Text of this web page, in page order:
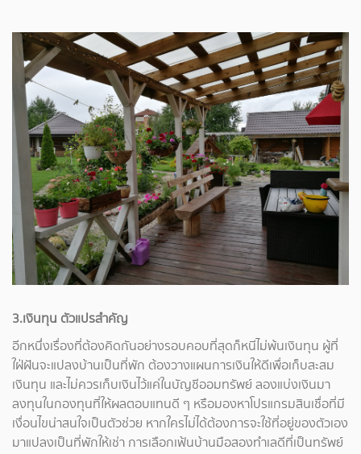
3.เงินทุน ตัวแปรสำคัญ
อีกหนึ่งเรื่องที่ต้องคิดกันอย่างรอบคอบที่สุดก็หนีไม่พ้นเงินทุน ผู้ที่
ใฝ่ฝันจะแปลงบ้านเป็นที่พัก ต้องวางแผนการเงินให้ดีเพื่อเก็บสะสม
เงินทุน และไม่ควรเก็บเงินไว้แค่ในบัญชีออมทรัพย์ ลองแบ่งเงินมา
ลงทุนในกองทุนที่ให้ผลตอบแทนดี ๆ หรือมองหาโปรแกรมสินเชื่อที่มี
เงื่อนไขน่าสนใจเป็นตัวช่วย หากใครไม่ได้ต้องการจะใช้ที่อยู่ของตัวเอง
มาแปลงเป็นที่พักให้เช่า การเลือกเฟ้นบ้านมือสองทำเลดีที่เป็นทรัพย์